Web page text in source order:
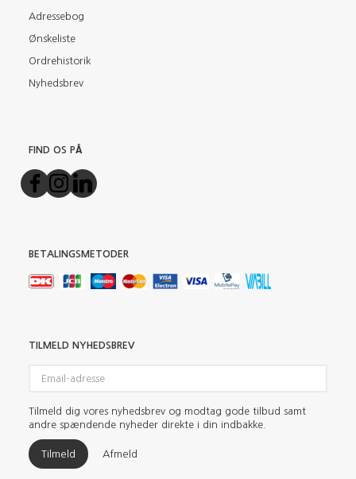
Adressebog
Ønskeliste
Ordrehistorik
Nyhedsbrev
FIND OS PÅ
BETALINGSMETODER
TILMELD NYHEDSBREV
adresse
Tilmeld dig vores nyhedsbrev og modtag gode tilbud samt
andre spændende nyheder direkte i din indbakke.
Tilmeld Afmeld